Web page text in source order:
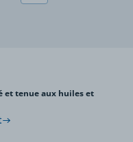
et tenue aux huiles et